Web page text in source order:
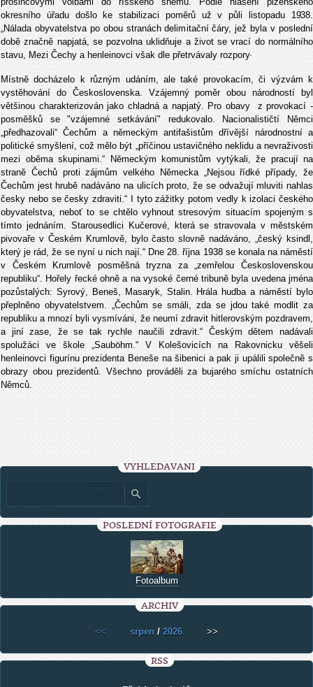
okresního úřadu došlo ke stabilizaci poměrů už v půli listopadu 1938.
„Nálada obyvatelstva po obou stranách delimitační čáry, jež byla v poslední
době značně napjatá, se pozvolna uklidňuje a život se vrací do normálního
stavu, Mezi Čechy a henleinovci však dle přetrvávaly rozpory.
Místně docházelo k různým udáním, ale také provokacím, či výzvám k
vystěhování do Československa. Vzájemný poměr obou národností byl
většinou charakterizován jako chladná a napjatý. Pro obavy z provokací -
posměšků se "vzájemné setkávání" redukovalo. Nacionalističtí Němci
„předhazovali“ Čechům a německým antifašistům dřívější národnostní a
politické smyšlení, což mělo být „příčinou ustavičného neklidu a nevraživosti
mezi oběma skupinami.“ Německým komunistům vytýkali, že pracují na
straně Čechů proti zájmům velkého Německa „Nejsou řídké případy, že
Čechům jest hrubě nadáváno na ulicích proto, že se odvažují mluviti nahlas
česky nebo se česky zdraviti.“ I tyto zážitky potom vedly k izolaci českého
obyvatelstva, neboť to se chtělo vyhnout stresovým situacím spojeným s
tímto jednáním. Starousedlici Kučerové, která se stravovala v městském
pivovaře v Českém Krumlově, bylo často slovně nadáváno, „český ksindl,
který je rád, že se nyní u nich nají.“ Dne 28. října 1938 se konala na náměstí
v Českém Krumlově posměšná tryzna za „zemřelou Československou
republiku“. Hořely řecké ohně a na vysoké černé tribuně byla uvedena jména
pozůstalých: Syrový, Beneš, Masaryk, Stalin. Hrála hudba a náměstí bylo
přeplněno obyvatelstvem. „Čechům se smáli, zda se jdou také modlit za
republiku a mnozí byli vysmíváni, že neumí zdravit hitlerovským pozdravem,
a jiní zase, že se tak rychle naučili zdravit.“ Českým dětem nadávali
spolužáci ve škole „Sauböhm.“ V Kolešovicích na Rakovnicku věšeli
henleinovci figurínu prezidenta Beneše na šibenici a pak ji upálili společně s
obrazy obou prezidentů. Všechno prováděli za bujarého smíchu ostatních
Němců.
VYHLEDÁVÁNÍ
POSLEDNÍ FOTOGRAFIE
Fotoalbum
ARCHIV
<< srpen / 2026 >>
RSS